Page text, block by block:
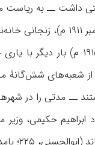
دوستی داشت ــ به
زنجانی در مجلس سوم (۱۷ محرم ۱۳۳۳-۶ محرم
از شعبه‌های
ــ مدتی را در
نایب‌رئیس شورای معارف و در
اوقاف